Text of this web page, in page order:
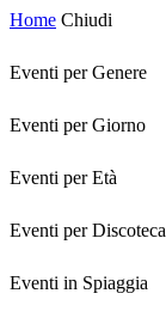
Home Chiudi
Eventi per Genere
Eventi per Giorno
Eventi per Età
Eventi per Discoteca
Eventi in Spiaggia